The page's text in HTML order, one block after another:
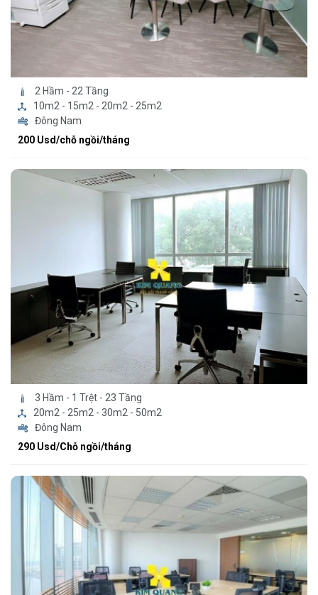
2 Hầm - 22 Tầng
10m2 - 15m2 - 20m2 - 25m2
Đông Nam
200 Usd/chỗ ngồi/tháng
3 Hầm - 1 Trệt - 23 Tầng
20m2 - 25m2 - 30m2 - 50m2
Đông Nam
290 Usd/Chỗ ngồi/tháng